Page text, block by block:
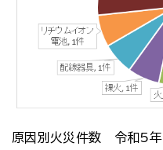
原因別火災件数 令和5年